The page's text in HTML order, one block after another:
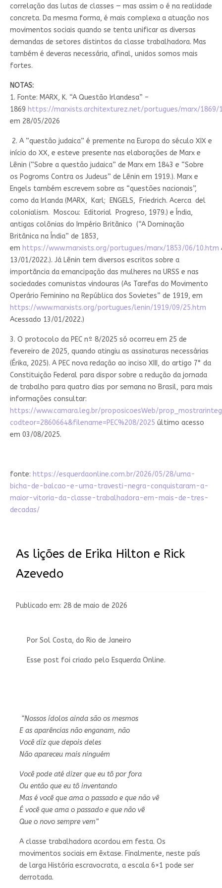
correlação das lutas de classes — mas assim o é na realidade
concreta. Da mesma forma, é mais complexa a atuação nos
movimentos sociais quando se tenta unificar as diversas
demandas de setores distintos da classe trabalhadora. Mas
também é deveras necessária, afinal, unidos somos mais
fortes.
NOTAS:
1. Fonte: MARX, K. “A Questão Irlandesa” –
1869 https://marxists.architexturez.net/portugues/marx/1869/
em 28/05/2026
2. A “questão judaica” é premente na Europa do século XIX e
início do XX, e esteve presente nas elaborações de Marx e
Lênin (“Sobre a questão judaica” de Marx em 1843 e “Sobre
os Pogroms Contra os Judeus” de Lênin em 1919.). Marx e
Engels também escrevem sobre as “questões nacionais”,
como da Irlanda (MARX, Karl; ENGELS, Friedrich. Acerca del
colonialism. Moscou: Editorial Progreso, 1979.) e Índia,
antigas colônias do Império Britânico (“A Dominação
Britânica na Índia” de 1853,
em https://www.marxists.org/portugues/marx/1853/06/10.htm
13/01/2022.). Já Lênin tem diversos escritos sobre a
importância da emancipação das mulheres na URSS e nas
sociedades comunistas vindouras (As Tarefas do Movimento
Operário Feminino na República dos Sovietes” de 1919, em
https://www.marxists.org/portugues/lenin/1919/09/25.htm
Acessado 13/01/2022.)
3. O protocolo da PEC nº 8/2025 só ocorreu em 25 de
fevereiro de 2025, quando atingiu as assinaturas necessárias
(Érika, 2025). A PEC nova redação ao inciso XIII, do artigo 7° da
Constituição Federal para dispor sobre a redução da jornada
de trabalho para quatro dias por semana no Brasil, para mais
informações consultar:
https://www.camara.leg.br/proposicoesWeb/
codteor=2860664&filename=PEC%208/2025 último acesso
em 03/08/2025.
fonte: https://esquerdaonline.com.br/2026/05/28/uma-
bicha-de-balcao-e-uma-travesti-negra-conquistaram-a-
maior-vitoria-da-classe-trabalhadora-em-mais-de-tres-
decadas/
As lições de Erika Hilton e Rick
Azevedo
Publicado em: 28 de maio de 2026
Por Sol Costa, do Rio de Janeiro
Esse post foi criado pelo Esquerda Online.
“Nossos ídolos ainda são os mesmos
E as aparências não enganam, não
Você diz que depois deles
Não apareceu mais ninguém
Você pode até dizer que eu tô por fora
Ou então que eu tô inventando
Mas é você que ama o passado e que não vê
É você que ama o passado e que não vê
Que o novo sempre vem”
A classe trabalhadora acordou em festa. Os
movimentos sociais em êxtase. Finalmente, neste país
de larga História escravocrata, a escala 6×1 pode ser
derrotada.